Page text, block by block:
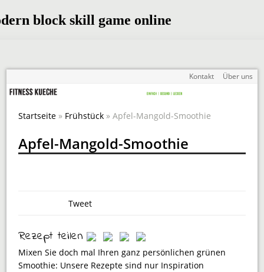
Kontakt Über uns
Startseite » Frühstück » Apfel-Mangold-Smoothie
Apfel-Mangold-Smoothie
Tweet
Rezept teilen
Mixen Sie doch mal Ihren ganz persönlichen grünen
Smoothie: Unsere Rezepte sind nur Inspiration